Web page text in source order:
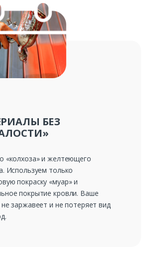
БЕЗ
«колхоза» и желтеющего
Используем только
покраску «муар» и
покрытие кровли. Ваше
не заржавеет и не потеряет вид